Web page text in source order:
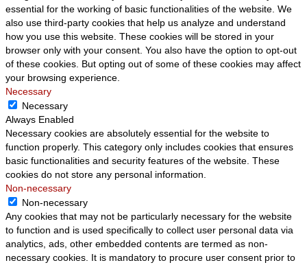
essential for the working of basic functionalities of the website. We
also use third-party cookies that help us analyze and understand
how you use this website. These cookies will be stored in your
browser only with your consent. You also have the option to opt-out
of these cookies. But opting out of some of these cookies may affect
your browsing experience.
Necessary
Necessary
Always Enabled
Necessary cookies are absolutely essential for the website to
function properly. This category only includes cookies that ensures
basic functionalities and security features of the website. These
cookies do not store any personal information.
Non-necessary
Non-necessary
Any cookies that may not be particularly necessary for the website
to function and is used specifically to collect user personal data via
analytics, ads, other embedded contents are termed as non-
necessary cookies. It is mandatory to procure user consent prior to